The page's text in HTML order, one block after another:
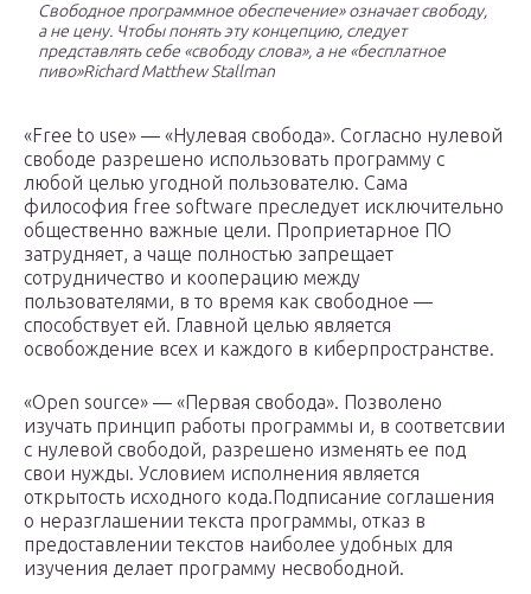
Свободное программное обеспечение» означает свободу,
а не цену. Чтобы понять эту концепцию, следует
представлять себе «свободу слова», а не «бесплатное
пиво»Richard Matthew Stallman
«Free to use» — «Нулевая свобода». Согласно нулевой
свободе разрешено использовать программу с
любой целью угодной пользователю. Сама
философия free software преследует исключительно
общественно важные цели. Проприетарное ПО
затрудняет, а чаще полностью запрещает
сотрудничество и кооперацию между
пользователями, в то время как свободное —
способствует ей. Главной целью является
освобождение всех и каждого в киберпространстве.
«Open source» — «Первая свобода». Позволено
изучать принцип работы программы и, в соответсвии
с нулевой свободой, разрешено изменять ее под
свои нужды. Условием исполнения является
открытость исходного кода.Подписание соглашения
о неразглашении текста программы, отказ в
предоставлении текстов наиболее удобных для
изучения делает программу несвободной.